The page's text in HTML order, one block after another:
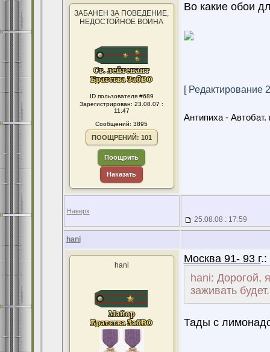
ЗАБАНЕН ЗА ПОВЕДЕНИЕ,
НЕДОСТОЙНОЕ ВОИНА
ID пользователя #689
Зарегистрирован: 23.08.07 :
11:47
Сообщений: 3895
ПООЩРЕНИЙ: 101
Поощрить
Наказать
Во какие обои
[ Редактирование
Антипиха - Автобат.
Наверх
25.08.08 : 17:59
hani
hani
Москва 91- 93 г.:
hani: Дорогой,
заживать будет.
Тады с